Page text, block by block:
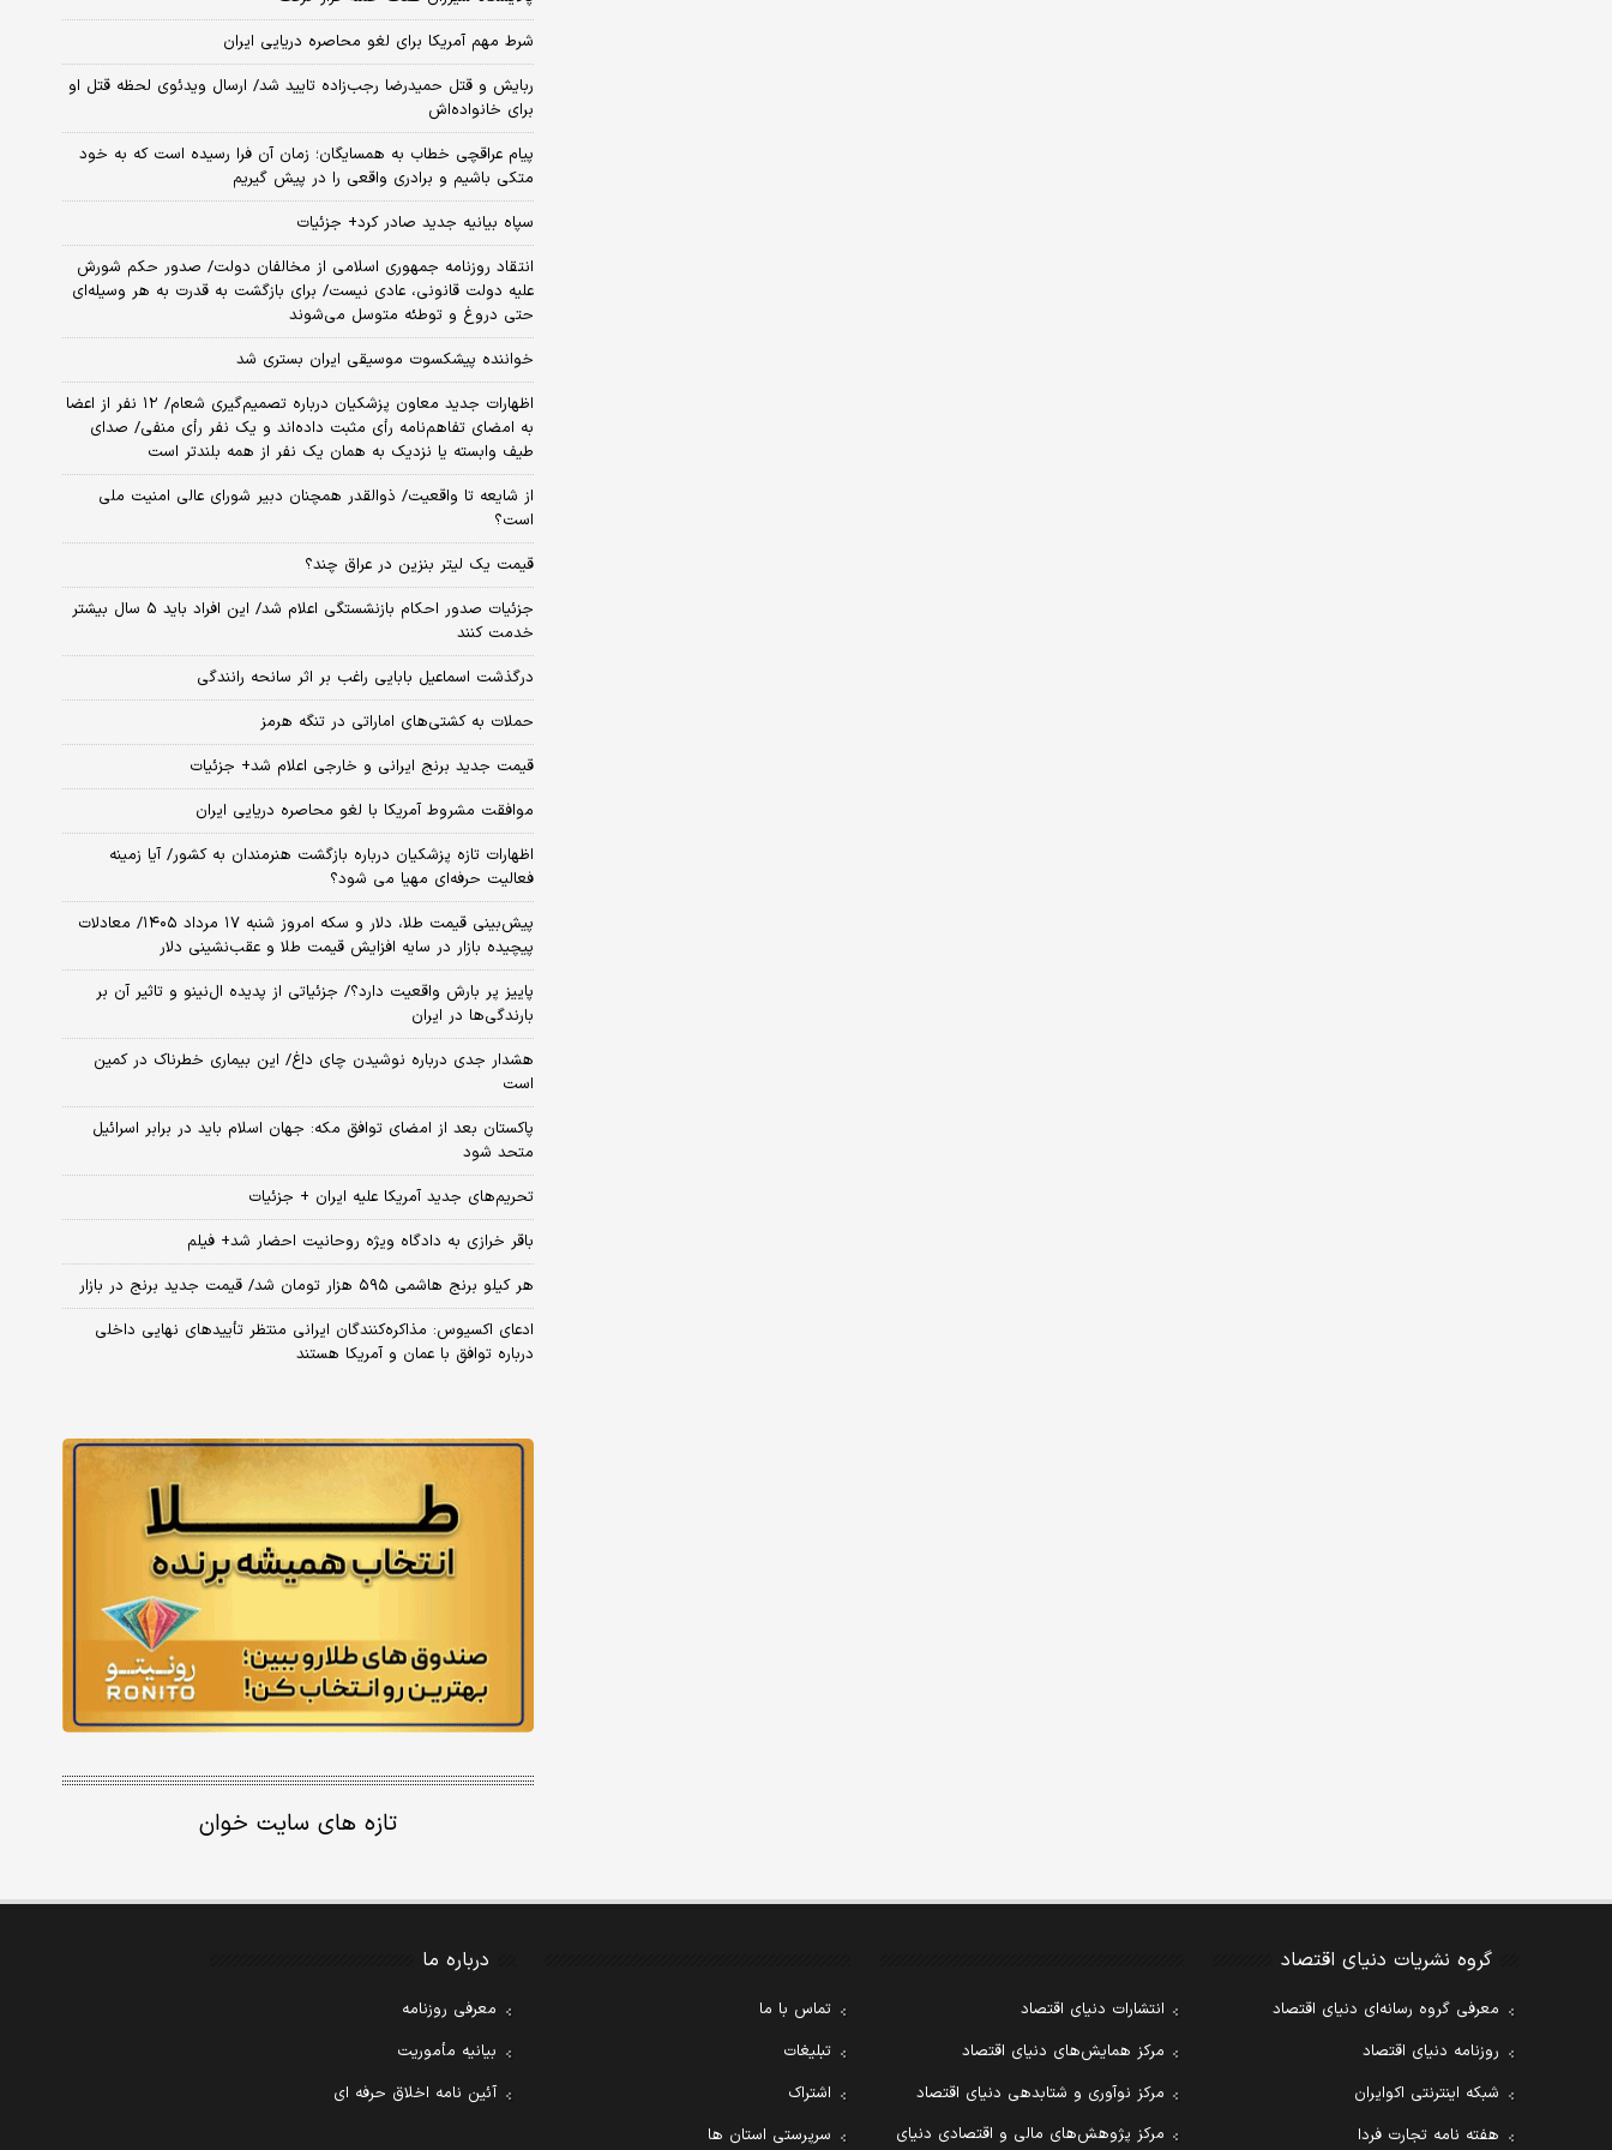
شرط مهم آمریکا برای لغو محاصره دریایی ایران
ربایش و قتل حمیدرضا رجب‌زاده تایید شد/ ارسال ویدئوی لحظه قتل او
برای خانواده‌اش
پیام عراقچی خطاب به همسایگان؛ زمان آن فرا رسیده است که به خود
متکی باشیم و برادری واقعی را در پیش گیریم
سپاه بیانیه جدید صادر کرد+ جزئیات
انتقاد روزنامه جمهوری اسلامی از مخالفان دولت/ صدور حکم شورش
علیه دولت قانونی، عادی نیست/ برای بازگشت به قدرت به هر وسیله‌ای
حتی دروغ و توطئه متوسل می‌شوند
خواننده پیشکسوت موسیقی ایران بستری شد
اظهارات جدید معاون پزشکیان درباره تصمیم‌گیری شعام/ ۱۲ نفر از اعضا
به امضای تفاهم‌نامه رأی مثبت داده‌اند و یک نفر رأی منفی/ صدای
طیف وابسته یا نزدیک به همان یک نفر از همه بلندتر است
از شایعه تا واقعیت/ ذوالقدر همچنان دبیر شورای ‌عالی امنیت ملی
است؟
قیمت یک لیتر بنزین در عراق چند؟
جزئیات صدور احکام بازنشستگی اعلام شد/ این افراد باید ۵ سال بیشتر
خدمت کنند
درگذشت اسماعیل بابایی راغب بر اثر سانحه رانندگی
حملات به کشتی‌های اماراتی در تنگه هرمز
قیمت جدید برنج ایرانی و خارجی اعلام شد+ جزئیات
موافقت مشروط آمریکا با لغو محاصره دریایی ایران
اظهارات تازه پزشکیان درباره بازگشت هنرمندان به کشور/ آیا زمینه
فعالیت حرفه‌ای مهیا می شود؟
پیش‌بینی قیمت طلا، دلار و سکه امروز شنبه ۱۷ مرداد ۱۴۰۵/ معادلات
پیچیده بازار در سایه افزایش قیمت طلا و عقب‌نشینی دلار
پاییز پر بارش واقعیت دارد؟/ جزئیاتی از پدیده ال‌نینو و تاثیر آن بر
بارندگی‌ها در ایران
هشدار جدی درباره نوشیدن چای داغ/ این بیماری خطرناک در کمین
است
پاکستان بعد از امضای توافق مکه: جهان اسلام باید در برابر اسرائیل
متحد شود
تحریم‌های جدید آمریکا علیه ایران + جزئیات
باقر خرازی به دادگاه ویژه روحانیت احضار شد+ فیلم
هر کیلو برنج هاشمی ۵۹۵ هزار تومان شد/ قیمت جدید برنج در بازار
ادعای اکسیوس: مذاکره‌کنندگان ایرانی منتظر تأییدهای نهایی داخلی
درباره توافق با عمان و آمریکا هستند
تازه های سایت خوان
گروه نشریات دنیای اقتصاد
معرفی گروه رسانه‌ای دنیای اقتصاد
روزنامه دنیای اقتصاد
شبکه اینترنتی اکوایران
هفته نامه تجارت فردا
انتشارات دنیای اقتصاد
مرکز همایش‌های دنیای اقتصاد
مرکز نوآوری و شتابدهی دنیای اقتصاد
مرکز پژوهش‌های مالی و اقتصادی دنیای
تماس با ما
تبلیغات
اشتراک
سرپرستی استان ها
درباره ما
معرفی روزنامه
بیانیه مأموریت
آئین نامه اخلاق حرفه ای